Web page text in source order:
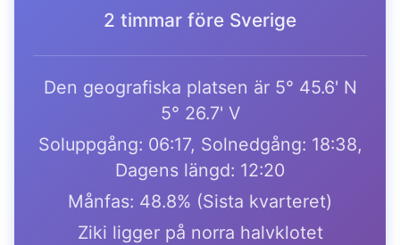
2 timmar före Sverige
Den geografiska platsen är 5° 45.6' N
5° 26.7' V
Soluppgång: 06:17, Solnedgång: 18:38,
Dagens längd: 12:20
Månfas: 48.8% (Sista kvarteret)
Ziki ligger på norra halvklotet